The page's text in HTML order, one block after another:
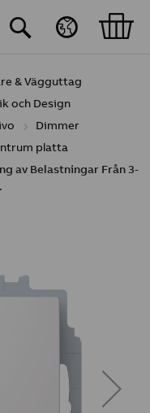
& Vägguttag
och Design
Dimmer
platta
av Belastningar Från 3-